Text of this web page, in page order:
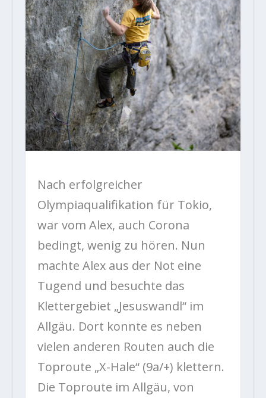
Nach erfolgreicher
Olympiaqualifikation für Tokio,
war vom Alex, auch Corona
bedingt, wenig zu hören. Nun
machte Alex aus der Not eine
Tugend und besuchte das
Klettergebiet „Jesuswandl“ im
Allgäu. Dort konnte es neben
vielen anderen Routen auch die
Toproute „X-Hale“ (9a/+) klettern.
Die Toproute im Allgäu, von